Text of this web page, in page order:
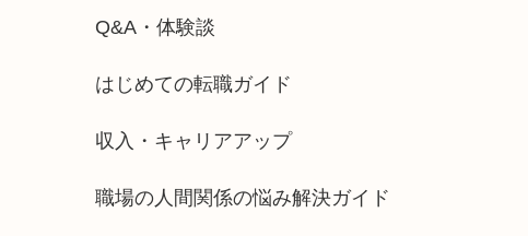
Q&A・体験談
はじめての転職ガイド
収入・キャリアアップ
職場の人間関係の悩み解決ガイド